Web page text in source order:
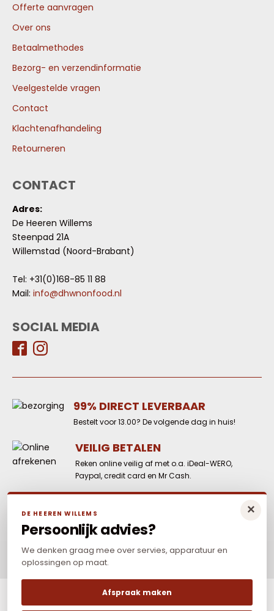
Offerte aanvragen
Over ons
Betaalmethodes
Bezorg- en verzendinformatie
Veelgestelde vragen
Contact
Klachtenafhandeling
Retourneren
CONTACT
Adres:
De Heeren Willems
Steenpad 21A
Willemstad (Noord-Brabant)
Tel: +31(0)168-85 11 88
Mail: info@dhwnonfood.nl
SOCIAL MEDIA
99% DIRECT LEVERBAAR
Bestelt voor 13.00? De volgende dag in huis!
VEILIG BETALEN
Reken online veilig af met o.a. iDeal-WERO,
Paypal, credit card en Mr Cash.
Elders goedkoper? Neem dan contact met
ons op.
×
DE HEEREN WILLEMS
Persoonlijk advies?
We denken graag mee over servies, apparatuur en
oplossingen op maat.
Afspraak maken